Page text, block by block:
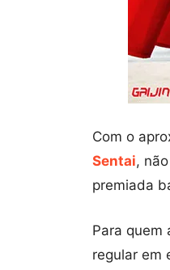
Com o
Sentai,
premiada
Para quem
regular em